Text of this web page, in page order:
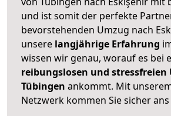
und ist somit der perfekte
bevorstehenden Umzug nach
unsere langjährige Erfahrung
wissen wir genau, worauf es bei
reibungslosen und stressfreien
Tübingen ankommt. Mit
Netzwerk kommen Sie sicher ans